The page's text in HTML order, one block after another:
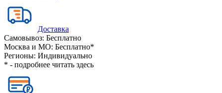
Доставка
Самовывоз: Бесплатно
Москва и МО: Бесплатно*
Регионы: Индивидуально
* - подробнее читать здесь